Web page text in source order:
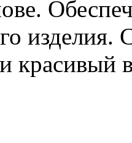
изделия.
красивый